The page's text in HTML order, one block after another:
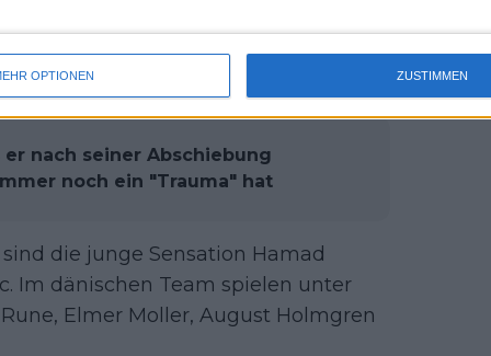
OPTIONEN ZUSTIMMEN
noch fit genug ist, um an einem so
nach seiner Abschiebung
noch ein "Trauma" hat
die junge Sensation Hamad
Im dänischen Team spielen unter
Elmer Moller, August Holmgren